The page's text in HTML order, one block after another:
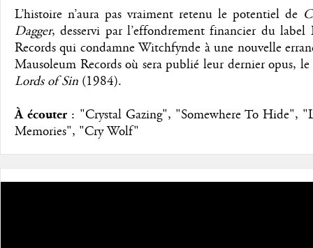
L’histoire n’aura pas vraiment retenu le potentiel de
Dagger, desservi par l’effondrement financier du label
Records qui condamne Witchfynde à une nouvelle
Mausoleum Records où sera publié leur dernier opus,
Lords of Sin (1984).
À écouter : "Crystal Gazing", "Somewhere To Hide",
Memories", "Cry Wolf"